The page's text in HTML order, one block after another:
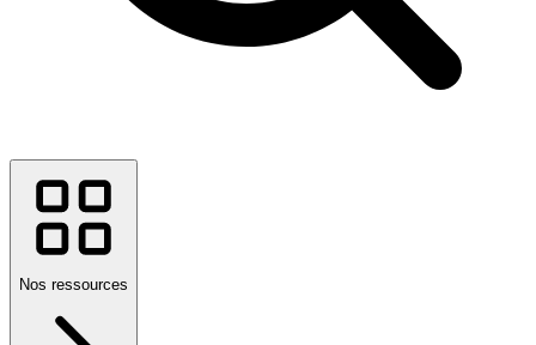
Nos ressources